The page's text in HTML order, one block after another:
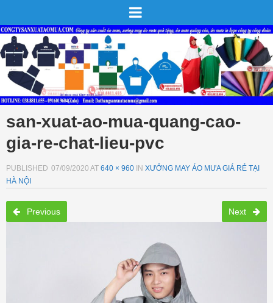
san-xuat-ao-mua-quang-cao-
gia-re-chat-lieu-pvc
PUBLISHED 07/09/2020 AT 640 × 960 IN XƯỞNG MAY ÁO MƯA GIÁ RẺ TẠI
HÀ NỘI
Previous Next